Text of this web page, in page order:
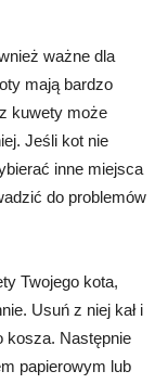
ważne dla
mają bardzo
kuwety może
Jeśli kot nie
inne miejsca
do problemów
Twojego kota,
Usuń z niej kał i
kosza. Następnie
papierowym lub